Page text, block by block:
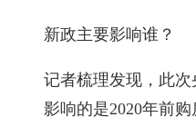
新政主要影响谁？
记者梳理发现，此
影响的是2020年前